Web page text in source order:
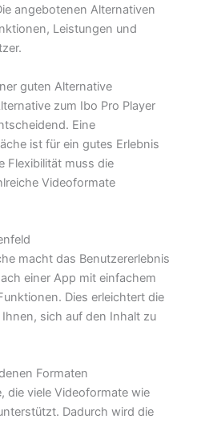
angebotenen Alternativen
Leistungen und
guten Alternative
zum Ibo Pro Player
Eine
ist für ein gutes Erlebnis
Flexibilität muss die
Videoformate
macht das Benutzererlebnis
einer App mit einfachem
Dies erleichtert die
sich auf den Inhalt zu
Formaten
die viele Videoformate wie
Dadurch wird die